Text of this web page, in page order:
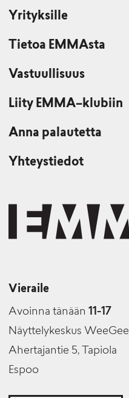
Yrityksille
Tietoa EMMAsta
Vastuullisuus
Liity EMMA–klubiin
Anna palautetta
Yhteystiedot
Vieraile
Avoinna tänään 11-17
Näyttelykeskus WeeGee
Ahertajantie 5, Tapiola
Espoo